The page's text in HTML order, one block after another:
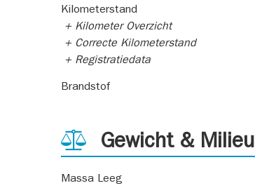
Kilometerstand
+ Kilometer Overzicht
+ Correcte Kilometerstand
+ Registratiedata
Brandstof
Gewicht & Milieu
Massa Leeg